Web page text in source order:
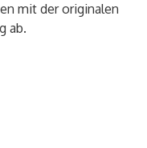
mit der originalen
ab.